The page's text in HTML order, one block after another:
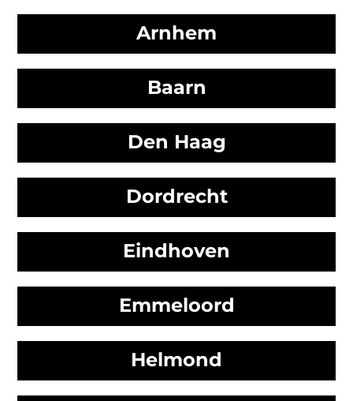
Arnhem
Baarn
Den Haag
Dordrecht
Eindhoven
Emmeloord
Helmond